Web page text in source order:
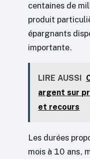
centaines de
produit
épargnants
importante.
LIRE AUSSI
argent sur
et recours
Les durées
mois à 10 ans,